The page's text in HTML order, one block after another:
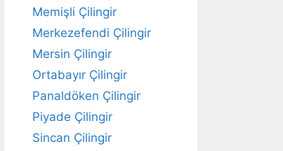
Memişli Çilingir
Merkezefendi Çilingir
Mersin Çilingir
Ortabayır Çilingir
Panaldöken Çilingir
Piyade Çilingir
Sincan Çilingir